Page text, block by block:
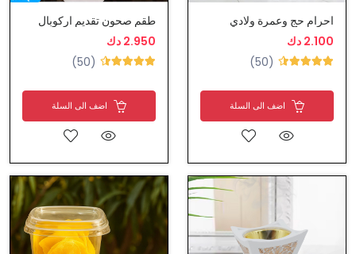
احرام حج وعمرة ولادي
2.100 دك
(50)
اضف الى السلة
طقم صحون تقديم اركوبال
2.950 دك
(50)
اضف الى السلة